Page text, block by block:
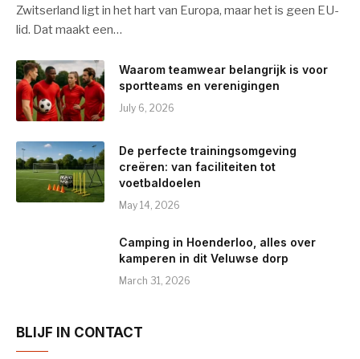
Zwitserland ligt in het hart van Europa, maar het is geen EU-
lid. Dat maakt een…
Waarom teamwear belangrijk is voor
sportteams en verenigingen
July 6, 2026
De perfecte trainingsomgeving
creëren: van faciliteiten tot
voetbaldoelen
May 14, 2026
Camping in Hoenderloo, alles over
kamperen in dit Veluwse dorp
March 31, 2026
BLIJF IN CONTACT